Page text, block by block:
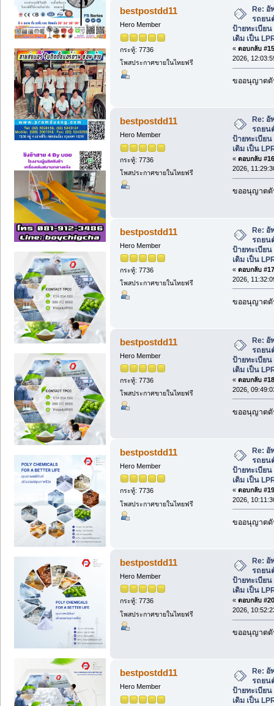
ป้ายทะเบียน จากระบบทาบบัตรเดิม เป็
bestpostdd11
Hero Member
กระทู้: 7736
โพสประกาศขายในไทยฟรี
Re: อั
รถยน
ป้ายทะเบีย
เดิม เป็น
« ตอบกลับ
2026,
ขออนุญาตดั
bestpostdd11
Hero Member
กระทู้: 7736
โพสประกาศขายในไทยฟรี
Re: อั
รถยน
ป้ายทะเบีย
เดิม เป็น
« ตอบกลับ
2026,
ขออนุญาตดั
bestpostdd11
Hero Member
กระทู้: 7736
โพสประกาศขายในไทยฟรี
Re: อั
รถยน
ป้ายทะเบีย
เดิม เป็น
« ตอบกลับ
2026,
ขออนุญาตดั
bestpostdd11
Hero Member
กระทู้: 7736
โพสประกาศขายในไทยฟรี
Re: อั
รถยน
ป้ายทะเบีย
เดิม เป็น
« ตอบกลับ
2026,
ขออนุญาตดั
bestpostdd11
Hero Member
กระทู้: 7736
โพสประกาศขายในไทยฟรี
Re: อั
รถยน
ป้ายทะเบีย
เดิม เป็น
« ตอบกลับ
2026,
ขออนุญาตดั
bestpostdd11
Hero Member
กระทู้: 7736
โพสประกาศขายในไทยฟรี
Re: อั
รถยน
ป้ายทะเบีย
เดิม เป็น
« ตอบกลับ
2026,
ขออนุญาตดั
bestpostdd11
Hero Member
Re: อั
รถยน
ป้ายทะเบีย
เดิม เป็น